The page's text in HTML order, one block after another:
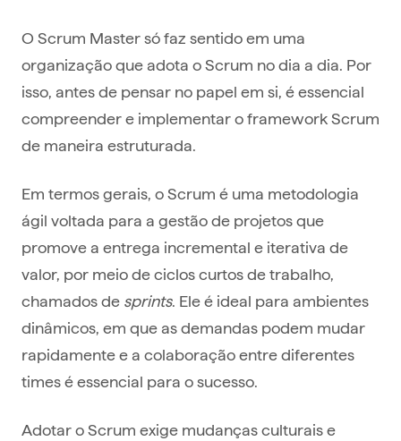
O Scrum Master só faz sentido em uma
organização que adota o Scrum no dia a dia. Por
isso, antes de pensar no papel em si, é essencial
compreender e implementar o framework Scrum
de maneira estruturada.
Em termos gerais, o Scrum é uma metodologia
ágil voltada para a gestão de projetos que
promove a entrega incremental e iterativa de
valor, por meio de ciclos curtos de trabalho,
chamados de sprints. Ele é ideal para ambientes
dinâmicos, em que as demandas podem mudar
rapidamente e a colaboração entre diferentes
times é essencial para o sucesso.
Adotar o Scrum exige mudanças culturais e